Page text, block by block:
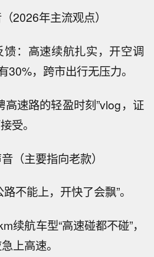
2026年主流观点）
：高速续航扎实，开空调
30%，跨市出行无压力。
高速路的轻盈时刻”vlog，证
受。
（主要指向老款）
不能上，开快了会飘”。
续航车型“高速碰都不碰”，
上高速。